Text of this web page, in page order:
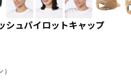
）
シュパイロットキャップ